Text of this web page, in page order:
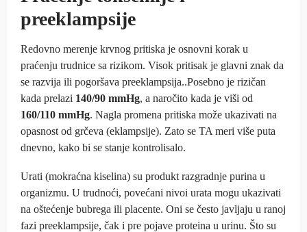
preeklampsije
Redovno merenje krvnog pritiska je osnovni korak u
praćenju trudnice sa rizikom. Visok pritisak je glavni znak da
se razvija ili pogoršava preeklampsija..Posebno je rizičan
kada prelazi 140/90 mmHg, a naročito kada je viši od
160/110 mmHg. Nagla promena pritiska može ukazivati na
opasnost od grčeva (eklampsije). Zato se TA meri više puta
dnevno, kako bi se stanje kontrolisalo.
Urati (mokraćna kiselina) su produkt razgradnje purina u
organizmu. U trudnoći, povećani nivoi urata mogu ukazivati
na oštećenje bubrega ili placente. Oni se često javljaju u ranoj
fazi preeklampsije, čak i pre pojave proteina u urinu. Što su